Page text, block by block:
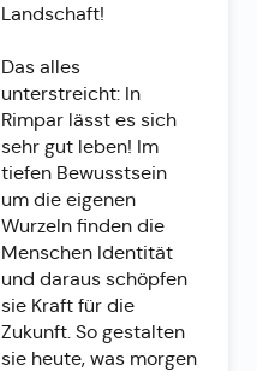
Landschaft!
Das alles
unterstreicht: In
Rimpar lässt es sich
sehr gut leben! Im
tiefen Bewusstsein
um die eigenen
Wurzeln finden die
Menschen Identität
und daraus schöpfen
sie Kraft für die
Zukunft. So gestalten
sie heute, was morgen